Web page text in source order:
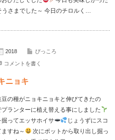
うさまでした～ 今日のチロルく…
2018 ぴっころ
コメントを書く
ニョキ
豆の種がニョキニョキと伸びてきたの
ランターに植え替える事にしました
掘ってエッサホイサ
じょうずにスコ
すね～
次にポットから取り出し掘っ